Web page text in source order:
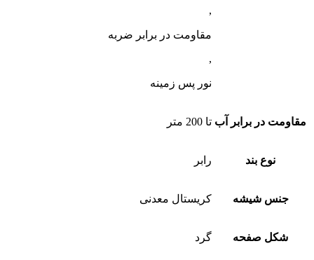
,
مقاومت در برابر ضربه
,
نور پس زمینه
مقاومت در برابر آب تا 200 متر
نوع بند رابر
جنس شیشه کریستال معدنی
شکل صفحه گرد